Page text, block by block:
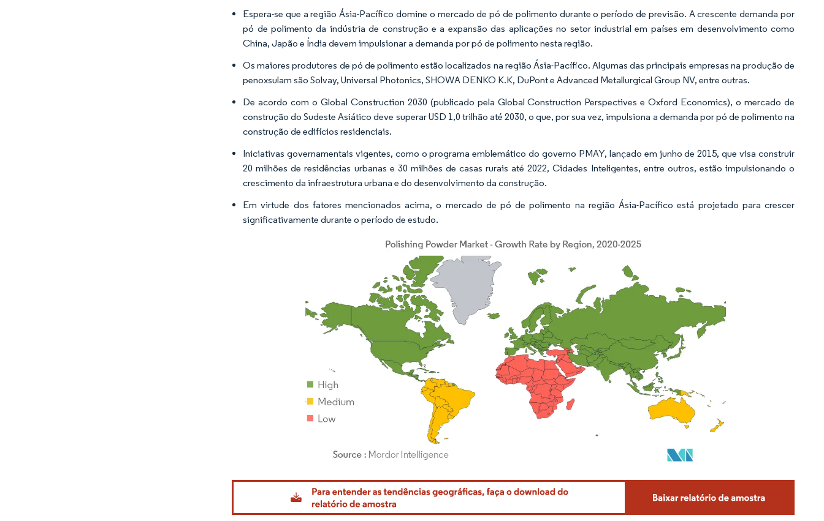
Espera-se que a região Ásia-Pacífico domine o mercado de pó de polimento durante o período de previsão. A crescente demanda por
pó de polimento da indústria de construção e a expansão das aplicações no setor industrial em países em desenvolvimento como
China, Japão e Índia devem impulsionar a demanda por pó de polimento nesta região.
Os maiores produtores de pó de polimento estão localizados na região Ásia-Pacífico. Algumas das principais empresas na produção de
penoxsulam são Solvay, Universal Photonics, SHOWA DENKO K.K, DuPont e Advanced Metallurgical Group NV, entre outras.
De acordo com o Global Construction 2030 (publicado pela Global Construction Perspectives e Oxford Economics), o mercado de
construção do Sudeste Asiático deve superar USD 1,0 trilhão até 2030, o que, por sua vez, impulsiona a demanda por pó de polimento na
construção de edifícios residenciais.
Iniciativas governamentais vigentes, como o programa emblemático do governo PMAY, lançado em junho de 2015, que visa construir
20 milhões de residências urbanas e 30 milhões de casas rurais até 2022, Cidades Inteligentes, entre outros, estão impulsionando o
crescimento da infraestrutura urbana e do desenvolvimento da construção.
Em virtude dos fatores mencionados acima, o mercado de pó de polimento na região Ásia-Pacífico está projetado para crescer
significativamente durante o período de estudo.
Imagem © Mordor Intelligence. O reuso requer atribuição conforme CC BY 4.0.